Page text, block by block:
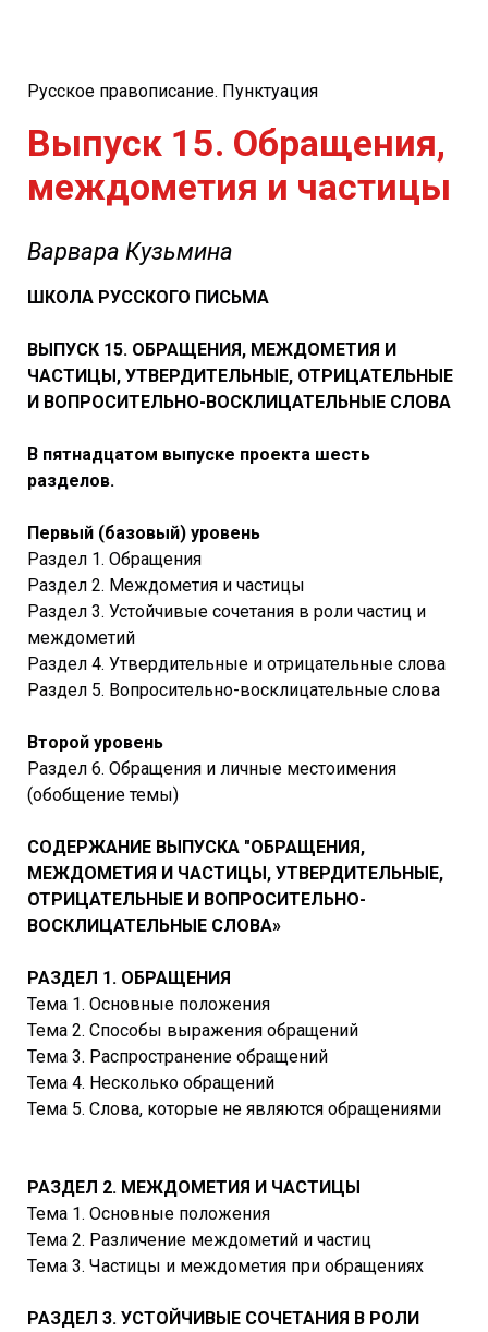
Русское правописание. Пунктуация
Выпуск 15. Обращения,
междометия и частицы
Варвара Кузьмина
ШКОЛА РУССКОГО ПИСЬМА
ВЫПУСК 15. ОБРАЩЕНИЯ, МЕЖДОМЕТИЯ И
ЧАСТИЦЫ, УТВЕРДИТЕЛЬНЫЕ, ОТРИЦАТЕЛЬНЫЕ
И ВОПРОСИТЕЛЬНО-ВОСКЛИЦАТЕЛЬНЫЕ СЛОВА
В пятнадцатом выпуске проекта шесть
разделов.
Первый (базовый) уровень
Раздел 1. Обращения
Раздел 2. Междометия и частицы
Раздел 3. Устойчивые сочетания в роли частиц и
междометий
Раздел 4. Утвердительные и отрицательные слова
Раздел 5. Вопросительно-восклицательные слова
Второй уровень
Раздел 6. Обращения и личные местоимения
(обобщение темы)
СОДЕРЖАНИЕ ВЫПУСКА "ОБРАЩЕНИЯ,
МЕЖДОМЕТИЯ И ЧАСТИЦЫ, УТВЕРДИТЕЛЬНЫЕ,
ОТРИЦАТЕЛЬНЫЕ И ВОПРОСИТЕЛЬНО-
ВОСКЛИЦАТЕЛЬНЫЕ СЛОВА»
РАЗДЕЛ 1. ОБРАЩЕНИЯ
Тема 1. Основные положения
Тема 2. Способы выражения обращений
Тема 3. Распространение обращений
Тема 4. Несколько обращений
Тема 5. Слова, которые не являются обращениями
РАЗДЕЛ 2. МЕЖДОМЕТИЯ И ЧАСТИЦЫ
Тема 1. Основные положения
Тема 2. Различение междометий и частиц
Тема 3. Частицы и междометия при обращениях
РАЗДЕЛ 3. УСТОЙЧИВЫЕ СОЧЕТАНИЯ В РОЛИ